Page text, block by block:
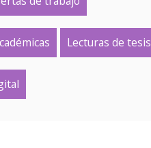
Lecturas de tesis